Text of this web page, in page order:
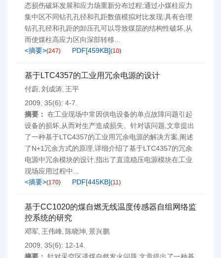
态损伤破坏发展和应力场重新分布过程;通过小煤柱应力
集中区不同钻孔孔径和孔距数值模拟对比发现:具有合理
钻孔孔径和孔距的卸压孔可以导致煤层的结构性破坏,从
而使煤柱高应力区向深部转移...
<摘要>(247) PDF[459KB](10)
基于LTC4357的工业用冗余电源的设计
付蔚, 刘成涛, 王平
2009, 35(6): 4-7.
摘要： 在工业现场中常因供电设备的单点故障问题引起
设备的损坏,从而对生产造成损失。针对该问题,文章提出
了一种基于LTC4357的工业用冗余电源的解决方案,阐述
了N+1冗余方式的原理,详细介绍了基于LTC4357的冗余
电源中冗余模块的设计,指出了直流稳压电源模块在工业
现场应用过程中...
<摘要>(170) PDF[445KB](11)
基于CC1020的煤自燃无线温度传感器自组网络监
控系统的研究
邓军, 王伟峰, 陈晓坤, 景兴鹏
2009, 35(6): 12-14.